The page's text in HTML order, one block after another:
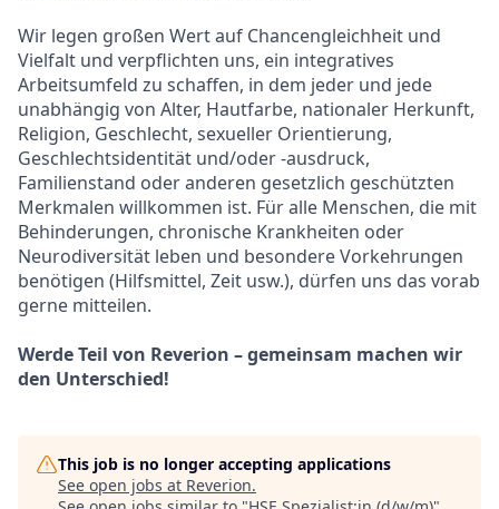
Wir legen großen Wert auf Chancengleichheit und
Vielfalt und verpflichten uns, ein integratives
Arbeitsumfeld zu schaffen, in dem jeder und jede
unabhängig von Alter, Hautfarbe, nationaler Herkunft,
Religion, Geschlecht, sexueller Orientierung,
Geschlechtsidentität und/oder -ausdruck,
Familienstand oder anderen gesetzlich geschützten
Merkmalen willkommen ist. Für alle Menschen, die mit
Behinderungen, chronische Krankheiten oder
Neurodiversität leben und besondere Vorkehrungen
benötigen (Hilfsmittel, Zeit usw.), dürfen uns das vorab
gerne mitteilen.
Werde Teil von Reverion – gemeinsam machen wir
den Unterschied!
This job is no longer accepting applications
See open jobs at Reverion.